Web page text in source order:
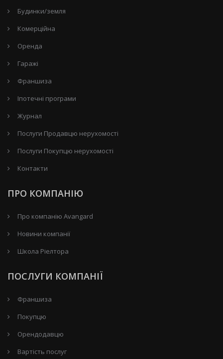
Будинки/земля
Комерційна
Оренда
Гаражі
Франшиза
Іпотечні програми
Журнал
Послуги Продавцю нерухомості
Послуги Покупцю нерухомості
Контакти
ПРО КОМПАНІЮ
Про компанію Avangard
Новини компанії
Школа Ріелтора
ПОСЛУГИ КОМПАНІЇ
Франшиза
Покупцю
Орендодавцю
Вартість послуг